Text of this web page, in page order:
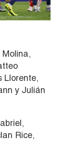
Molina,
Llorente,
y Julián
Rice,